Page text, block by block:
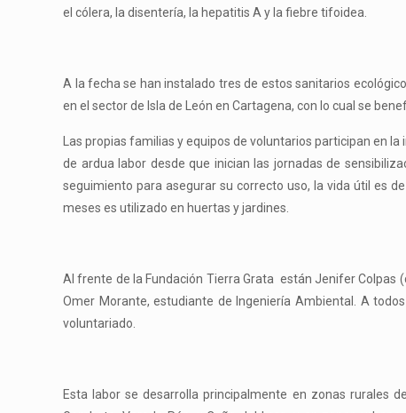
el cólera, la disentería, la hepatitis A y la fiebre tifoidea.
A la fecha se han instalado tres de estos sanitarios
en el sector de Isla de León en Cartagena, con lo cual se
Las propias familias y equipos de voluntarios participan en
de ardua labor desde que inician las jornadas de
seguimiento para asegurar su correcto uso, la vida útil es
meses es utilizado en huertas y jardines.
Al frente de la Fundación Tierra Grata están Jenifer Colpas
Omer Morante, estudiante de Ingeniería Ambiental. A
voluntariado.
Esta labor se desarrolla principalmente en zonas rurales